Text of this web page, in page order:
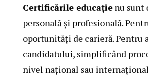
Certificările educație nu sunt
personală și profesională.
oportunități de carieră. Pentru
candidatului, simplificând
nivel național sau